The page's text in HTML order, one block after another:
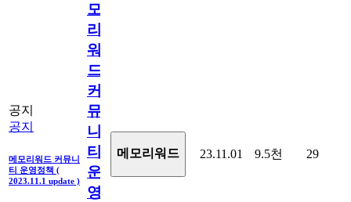
공지
공지
메모리워드 커뮤니
티 운영정책 (
2023.11.1 update )
모
리
워
드
커
뮤
니
티
운
영
메모리워드 23.11.01 9.5천 29